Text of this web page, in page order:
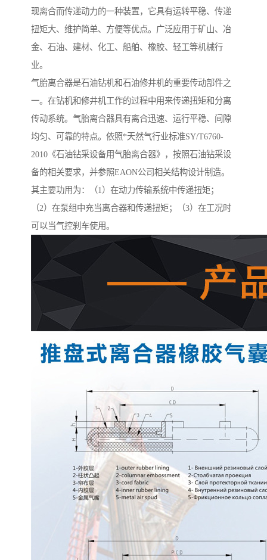
现离合而传递动力的一种装置，它具有运转平稳、传递
扭矩大、维护简单、方便等优点。广泛应用于矿山、冶
金、石油、建材、化工、船舶、橡胶、轻工等机械行
业。
气胎离合器是石油钻机和石油修井机的重要传动部件之
一。在钻机和修井机工作的过程中用来传递扭矩和分离
传动系统。气胎离合器具有离合迅速、运行平稳、间隙
均匀、可靠的特点。依照*天然气行业标准SY/T6760-
2010《石油钻采设备用气胎离合器》，按照石油钻采设
备的相关要求，并参照EAON公司相关结构设计制造。
其主要功用为：（1）在动力传输系统中传递扭矩；
（2）在泵组中充当离合器和传递扭矩；（3）在工况时
可以当气控刹车使用。